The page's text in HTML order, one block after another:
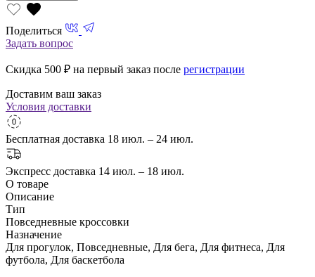
Поделиться
Задать вопрос
Скидка 500 ₽ на первый заказ после регистрации
Доставим ваш заказ
Условия доставки
Бесплатная доставка 18 июл. – 24 июл.
Экспресс доставка 14 июл. – 18 июл.
О товаре
Описание
Тип
Повседневные кроссовки
Назначение
Для прогулок, Повседневные, Для бега, Для фитнеса, Для
футбола, Для баскетбола